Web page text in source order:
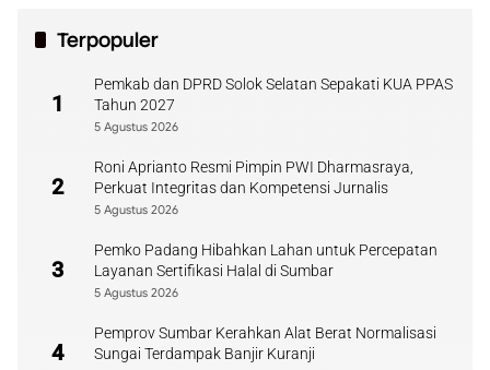
Terpopuler
1
Pemkab dan DPRD Solok Selatan Sepakati KUA PPAS
Tahun 2027
5 Agustus 2026
2
Roni Aprianto Resmi Pimpin PWI Dharmasraya,
Perkuat Integritas dan Kompetensi Jurnalis
5 Agustus 2026
3
Pemko Padang Hibahkan Lahan untuk Percepatan
Layanan Sertifikasi Halal di Sumbar
5 Agustus 2026
4
Pemprov Sumbar Kerahkan Alat Berat Normalisasi
Sungai Terdampak Banjir Kuranji